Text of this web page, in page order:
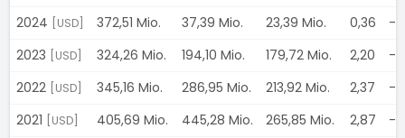
2024
[USD] 372,51 Mio. 37,39 Mio. 23,39 Mio. 0,36
-
2023
[USD] 324,26 Mio. 194,10 Mio. 179,72 Mio. 2,20
-
2022
[USD] 345,16 Mio. 286,95 Mio. 213,92 Mio. 2,37
-
2021
[USD] 405,69 Mio. 445,28 Mio. 265,85 Mio. 2,87
-